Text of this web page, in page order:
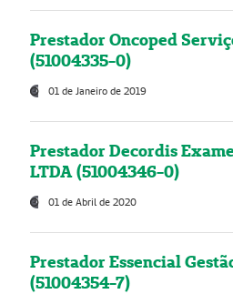
Prestador Oncoped
(51004335-0)
01 de Janeiro de 2019
Prestador Decordis
LTDA (51004346-0)
01 de Abril de 2020
Prestador Essencial
(51004354-7)